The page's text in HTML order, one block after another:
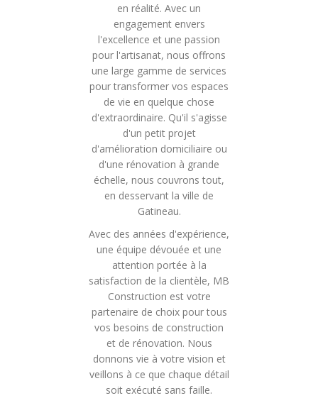
en réalité. Avec un
engagement envers
l'excellence et une passion
pour l'artisanat, nous offrons
une large gamme de services
pour transformer vos espaces
de vie en quelque chose
d'extraordinaire. Qu'il s'agisse
d'un petit projet
d'amélioration domiciliaire ou
d'une rénovation à grande
échelle, nous couvrons tout,
en desservant la ville de
Gatineau.
Avec des années d'expérience,
une équipe dévouée et une
attention portée à la
satisfaction de la clientèle, MB
Construction est votre
partenaire de choix pour tous
vos besoins de construction
et de rénovation. Nous
donnons vie à votre vision et
veillons à ce que chaque détail
soit exécuté sans faille.